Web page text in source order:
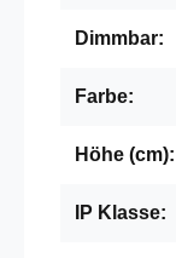
Dimmbar:
Farbe:
Höhe (cm):
IP Klasse: